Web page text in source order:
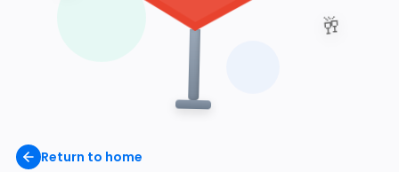
Return to home
🥂